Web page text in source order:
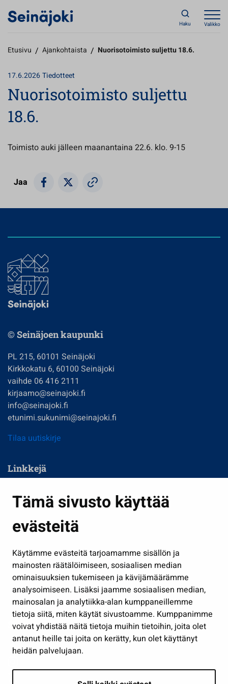
Tämä sivusto käyttää
evästeitä
Käytämme evästeitä tarjoamamme sisällön ja
mainosten räätälöimiseen, sosiaalisen median
ominaisuuksien tukemiseen ja kävijämäärämme
analysoimiseen. Lisäksi jaamme sosiaalisen median,
mainosalan ja analytiikka-alan kumppaneillemme
tietoja siitä, miten käytät sivustoamme. Kumppanimme
voivat yhdistää näitä tietoja muihin tietoihin, joita olet
antanut heille tai joita on kerätty, kun olet käyttänyt
heidän palvelujaan.
Haku Valikko
Etusivu / Ajankohtaista / Nuorisotoimisto suljettu 18.6.
17.6.2026Tiedotteet
Nuorisotoimisto suljettu
18.6.
Toimisto auki jälleen maanantaina 22.6. klo. 9-15
Jaa
© Seinäjoen kaupunki
PL 215, 60101 Seinäjoki
Kirkkokatu 6, 60100 Seinäjoki
vaihde 06 416 2111
kirjaamo@seinajoki.fi
info@seinajoki.fi
etunimi.sukunimi@seinajoki.fi
Tilaa uutiskirje
Linkkejä
Kasvatus ja opetus
Kulttuuri ja liikunta
Työ ja yrittäminen
Osallistu ja asioi
Näytä omat evästeasetukseni
Seuraa meitä